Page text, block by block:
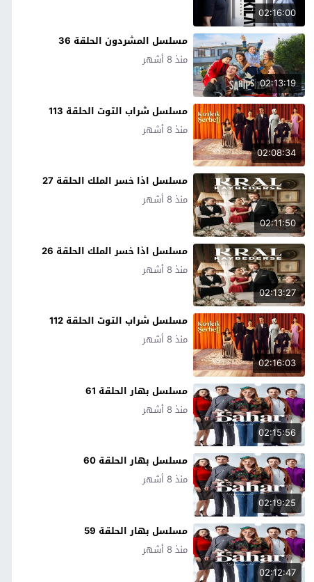
02:16:00
02:13:19
مسلسل المشردون الحلقة 36
منذ 8 أشهر
02:08:34
مسلسل شراب التوت الحلقة 113
منذ 8 أشهر
02:11:50
مسلسل اذا خسر الملك الحلقة 27
منذ 8 أشهر
02:13:27
مسلسل اذا خسر الملك الحلقة 26
منذ 8 أشهر
02:16:03
مسلسل شراب التوت الحلقة 112
منذ 8 أشهر
02:15:56
مسلسل بهار الحلقة 61
منذ 8 أشهر
02:19:25
مسلسل بهار الحلقة 60
منذ 8 أشهر
02:12:47
مسلسل بهار الحلقة 59
منذ 8 أشهر